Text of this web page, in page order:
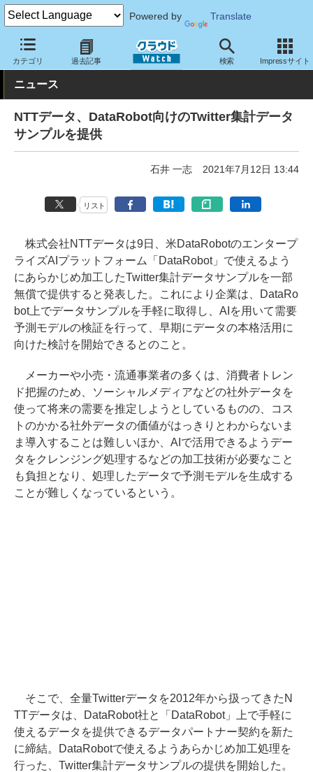
Powered by Translate
カテゴリ 過去記事 検索 Impressサイト
クラウド Watch サービス・ソフト ソフトウェア その他
ニュース
NTTデータ、DataRobot向けのTwitter集計データ
サンプルを提供
石井 一志 2021年7月12日 13:44
リスト
株式会社NTTデータは9日、米DataRobotのエンタープ
ライズAIプラットフォーム「DataRobot」で使えるよう
にあらかじめ加工したTwitter集計データサンプルを一部
無償で提供すると発表した。これにより企業は、DataRo
bot上でデータサンプルを手軽に取得し、AIを用いて需要
予測モデルの検証を行って、早期にデータの本格活用に
向けた検討を開始できるとのこと。
メーカーや小売・流通事業者の多くは、消費者トレン
ド把握のため、ソーシャルメディアなどの社外データを
使って将来の需要を推定しようとしているものの、コス
トのかかる社外データの価値がはっきりとわからないま
ま導入することは難しいほか、AIで活用できるようデー
タをクレンジング処理するなどの加工技術が必要なこと
も負担となり、処理したデータで予測モデルを生成する
ことが難しくなっているという。
そこで、全量Twitterデータを2012年から扱ってきたN
TTデータは、DataRobot社と「DataRobot」上で手軽に
使えるデータを提供できるデータパートナー契約を新た
に締結。DataRobotで使えるようあらかじめ加工処理を
行った、Twitter集計データサンプルの提供を開始した。